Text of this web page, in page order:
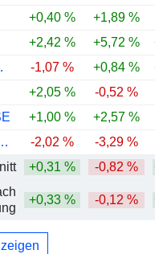
+0,40 % +1,89 %
+2,42 % +5,72 %
INC.
-1,07 % +0,84 %
+2,05 %
-0,52 %
+1,00 % +2,57 %
COMPANY
-2,02 % -3,29 %
+0,31 % -0,82 %
+0,33 % -0,12 %